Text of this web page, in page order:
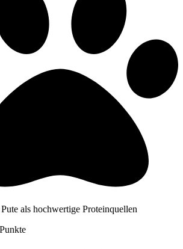
als hochwertige Proteinquellen